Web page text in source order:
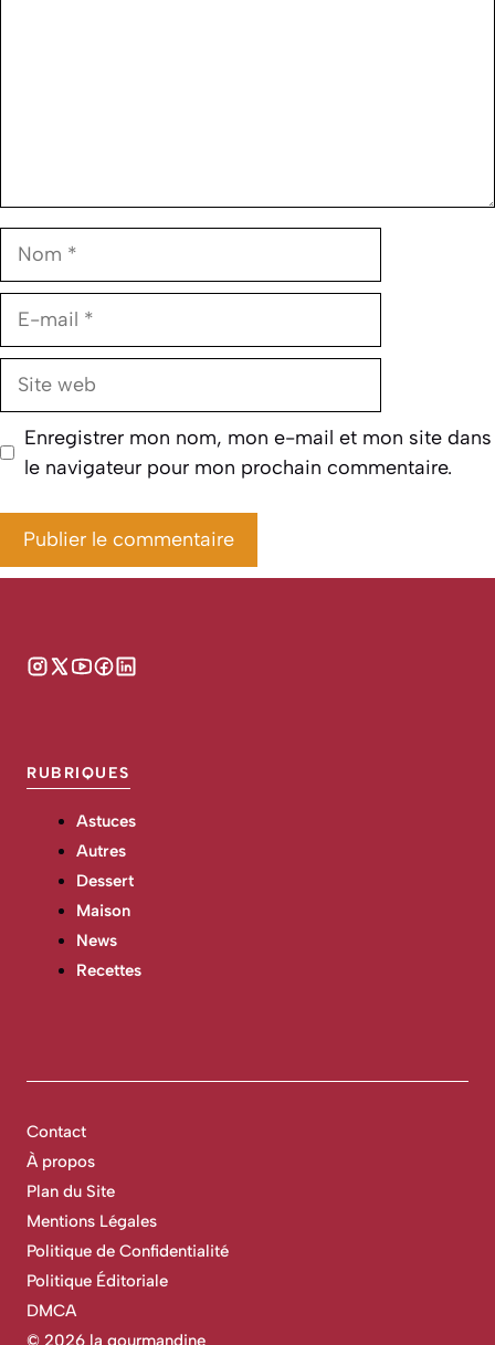
Nom
E-
Site
Enregistrer mon nom, mon e-mail et mon site dans
le navigateur pour mon prochain commentaire.
RUBRIQUES
Astuces
Autres
Dessert
Maison
News
Recettes
Contact
À propos
Plan du Site
Mentions Légales
Politique de Confidentialité
Politique Éditoriale
DMCA